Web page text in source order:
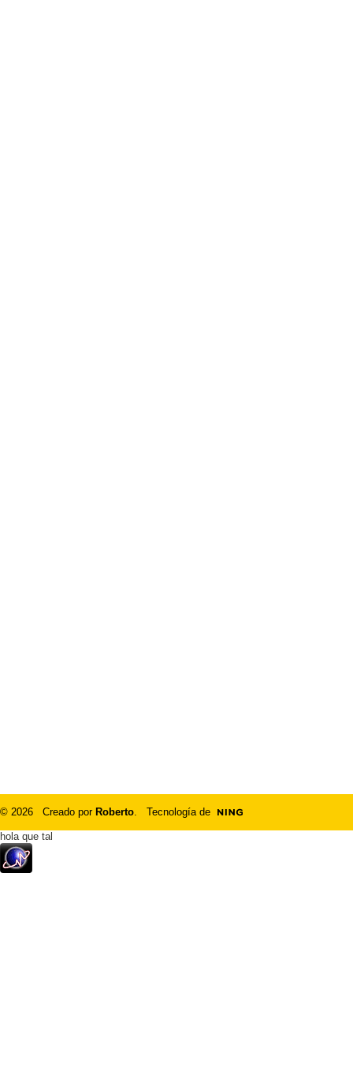
© 2026 Creado por Roberto. Tecnología de
hola que tal